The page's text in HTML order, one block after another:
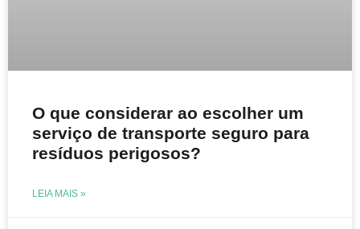
O que considerar ao escolher um
serviço de transporte seguro para
resíduos perigosos?
LEIA MAIS »